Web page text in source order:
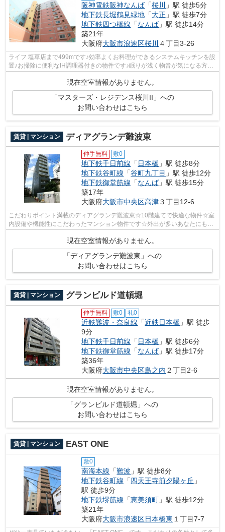
阪神電鉄阪神なんば「桜川
」駅 徒歩5分
地下鉄長堀鶴見緑地 「大正 」駅 徒歩7分
地下鉄四つ橋線 「なんば」駅 徒歩14分
築21年
大阪府大阪市浪速区桜川 ４丁目3-26
ライフ 塩草店まで499mです♪効率よくお料理ができるシステムキッチンを設
置♪お掃除に便利なIH調理器付きの物件です♪眠りが浅く物音が気になる方に
オススメなのが角部屋です♪大阪市浪速...
現在空室情報がありません。
「マスターズ・レジデンス桜川II」への
お問い合わせはこちら
賃貸 | マンション ディアグランデ難波東
仲手無料 敷0
地下鉄千日前線 「 日本橋 」駅 徒歩8分
地下鉄谷町線 「谷町九丁目 」駅 徒歩12分
地下鉄御堂筋線 「なんば」駅 徒歩15分
築17年
大阪府大阪市中央区高津３丁目12-6
こだわりポイント満載のディアグランデ難波東☆10階建てで快適な物件☆室
内設備や機能性にこだわったマンション物件です☆外出が多いあなたにもピ
現在空室情報がありません。
「ディアグランデ難波東」への
お問い合わせはこちら
賃貸 | マンション グランビルド道頓堀
仲手無料 敷0 礼0
近鉄難波・奈良線 「近鉄日本橋 」駅 徒歩
9分
地下鉄千日前線 「 日本橋 」駅 徒歩6分
地下鉄御堂筋線 「なんば」駅 徒歩17分
築36年
大阪府大阪市中央区島之内 ２丁目2-6
現在空室情報がありません。
「グランビルド道頓堀」への
お問い合わせはこちら
賃貸 | マンション EAST ONE
敷0
南海本線 「難波 」駅 徒歩8分
地下鉄谷町線 「四天王寺前夕陽ヶ丘 」
駅 徒歩9分
地下鉄堺筋線 「恵美須町 」駅 徒歩12分
築21年
大阪府大阪市浪速区日本橋東 １丁目7-7